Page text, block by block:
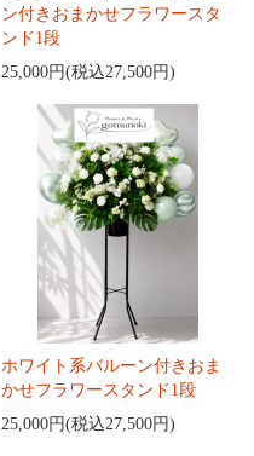
ン付きおまかせフラワースタ
ンド1段
25,000円(税込27,500円)
ホワイト系バルーン付きおま
かせフラワースタンド1段
25,000円(税込27,500円)